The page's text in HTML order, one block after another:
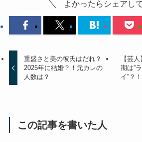
よかったらシェアし
重盛さと美の彼氏はだれ？
2025年に結婚？！元カレの
人数は？
【芸
期は”
イ”？
この記事を書いた人